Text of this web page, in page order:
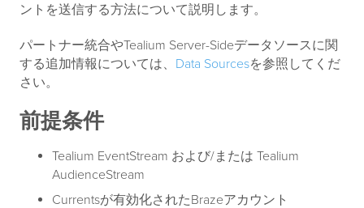
ントを送信する方法について説明します。
パートナー統合やTealium Server-Sideデータソースに関
する追加情報については、 Data Sourcesを参照してくだ
さい。
前提条件
Tealium EventStream および/または Tealium
AudienceStream
Currentsが有効化されたBrazeアカウント